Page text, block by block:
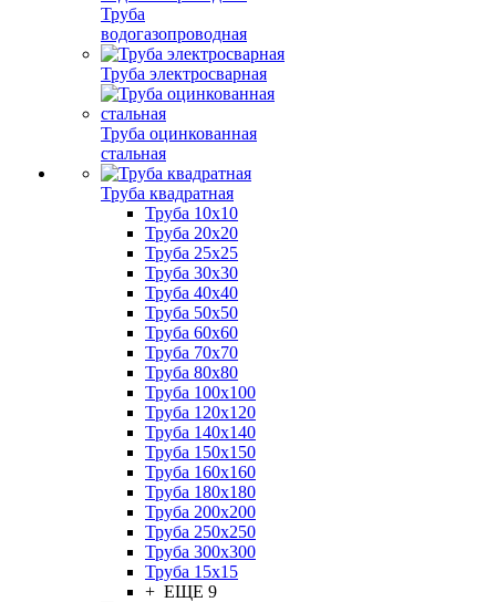
Труба
водогазопроводная
Труба электросварная
Труба оцинкованная
стальная
Труба квадратная
Труба 10x10
Труба 20x20
Труба 25x25
Труба 30x30
Труба 40x40
Труба 50x50
Труба 60x60
Труба 70x70
Труба 80x80
Труба 100x100
Труба 120x120
Труба 140x140
Труба 150x150
Труба 160x160
Труба 180x180
Труба 200x200
Труба 250x250
Труба 300x300
Труба 15x15
+ ЕЩЕ 9